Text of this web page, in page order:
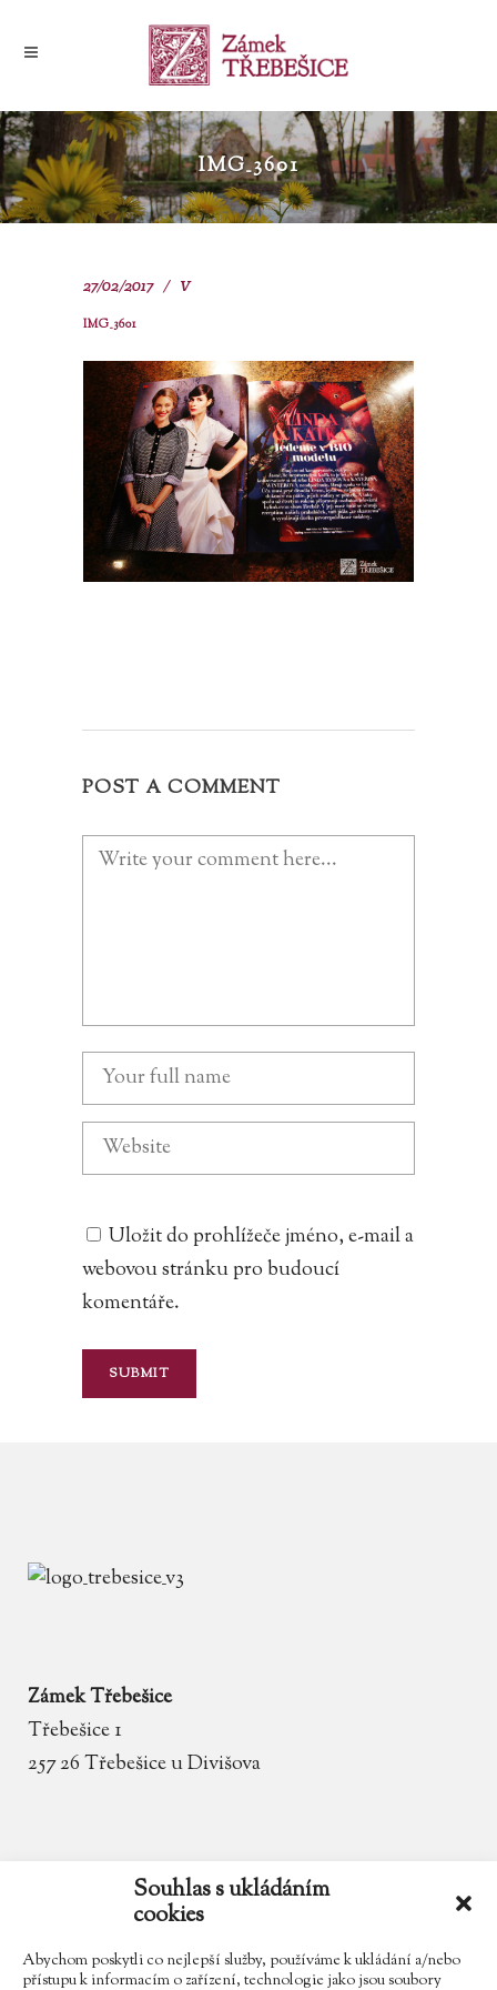
Souhlas s ukládáním
cookies
Abychom poskytli co nejlepší služby, používáme k ukládání a/nebo
přístupu k informacím o zařízení, technologie jako jsou soubory
IMG_3601
27/02/2017 V
IMG_3601
POST A COMMENT
Uložit do prohlížeče jméno, e-mail a
webovou stránku pro budoucí
komentáře.
Zámek Třebešice
Třebešice 1
257 26 Třebešice u Divišova
zamek.trebesice@volny.cz
602 354 467